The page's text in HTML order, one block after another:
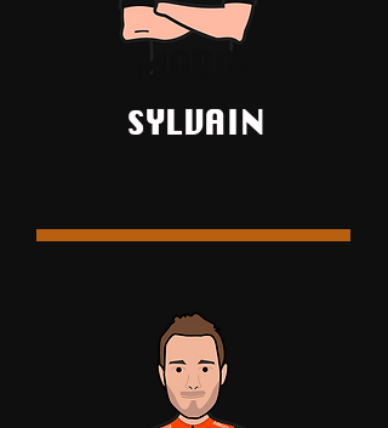
SYLVAIN